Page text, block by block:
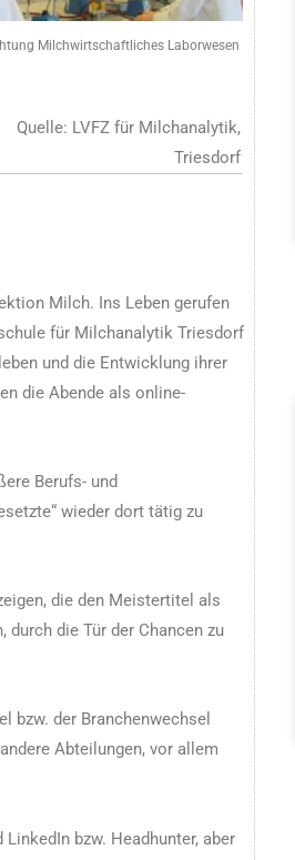
Milchwirtschaftliches Laborwesen
Quelle: LVFZ für Milchanalytik,
Triesdorf
Milch. Ins Leben gerufen
für Milchanalytik Triesdorf
und die Entwicklung ihrer
die Abende als online-
Berufs- und
wieder dort tätig zu
die den Meistertitel als
die Tür der Chancen zu
bzw. der Branchenwechsel
Abteilungen, vor allem
bzw. Headhunter, aber